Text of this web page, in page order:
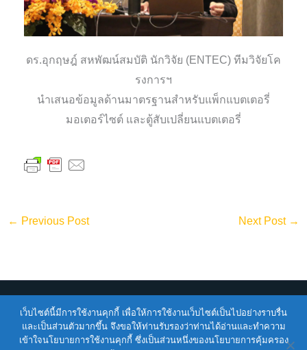
ดร.อุกฤษฎ์ สหพัฒน์สมบัติ นักวิจัย (ENTEC) ทีมวิจัยโค
รงการฯ
นำเสนอข้อมูลด้านมาตรฐานสำหรับแพ็กแบตเตอรี่
มอเตอร์ไซต์ และตู้สับเปลี่ยนแบตเตอรี่
← Previous Post Next Post →
Copyright © 2026ENTEC| Powered byENTEC
Terms of Service |Privacy Policy |NSTDA Website
เว็บไซต์นี้มีการใช้งานคุกกี้ เพื่อให้การใช้งานเว็บไซต์เป็นไปอย่างราบรื่น
และเป็นส่วนตัวมากขึ้น จึงขอให้ท่านรับรองว่าท่านได้อ่านและทำความ
เข้าใจนโยบายการใช้งานคุกกี้ ซึ่งเป็นส่วนหนึ่งของนโยบายการคุ้มครอง